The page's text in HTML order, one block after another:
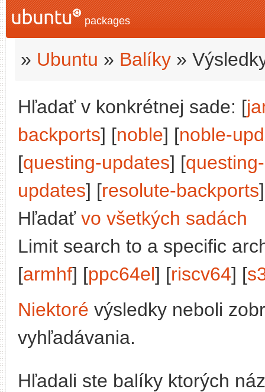
packages
» Ubuntu » Balíky »
Hľadať v konkrétnej sade: [
backports] [noble] [noble-
[questing-updates] [
updates] [resolute-backports
Hľadať vo všetkých sadách
Limit search to a specific
[armhf] [ppc64el] [riscv64] [
Niektoré výsledky neboli
vyhľadávania.
Hľadali ste balíky ktorých